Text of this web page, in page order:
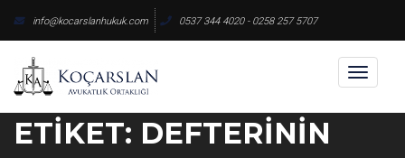
content
info@kocarslanhukuk.com 0537 344 4020 - 0258 257 5707
Toggle
ETIKET: DEFTERININ